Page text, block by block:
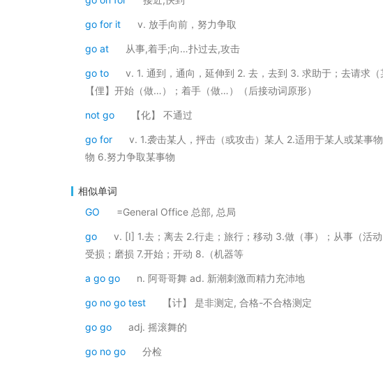
go for it v. 放手向前，努力争取
go at 从事,着手;向…扑过去,攻击
go to
v. 1. 通到，通向，延伸到 2. 去，去到 3. 求助于；去请求
【俚】开始（做…）；着手（做…）（后接动词原形）
not go 【化】 不通过
go for
v. 1.袭击某人，抨击（或攻击）某人 2.适用于某人或某事
物 6.努力争取某事物
相似单词
GO
=General Office 总部, 总局
go
v. [I] 1.去；离去 2.行走；旅行；移动 3.做（事）；从事（活
受损；磨损 7.开始；开动 8.（机器等
a go go n. 阿哥哥舞 ad. 新潮刺激而精力充沛地
go no go test 【计】 是非测定, 合格-不合格测定
go go adj. 摇滚舞的
go no go 分检